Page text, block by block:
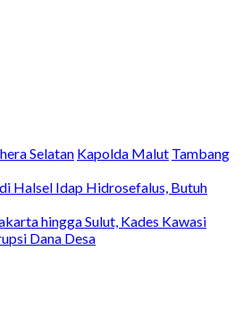
Selatan Kapolda Malut Tambang
Halsel Idap Hidrosefalus, Butuh
hingga Sulut, Kades Kawasi
Dana Desa